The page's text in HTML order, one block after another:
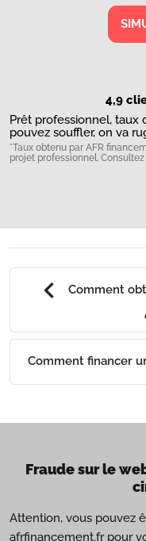
4,9
Prêt professionnel, taux
pouvez souffler, on va
*Taux obtenu par AFR
projet professionnel.
chevron_left
Comment
Comment financer
Fraude sur le
Attention, vous pouvez
afrfinancement.fr pour